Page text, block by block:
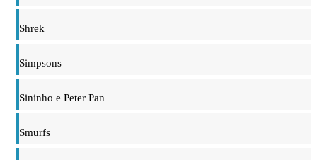
Shrek
Simpsons
Sininho e Peter Pan
Smurfs